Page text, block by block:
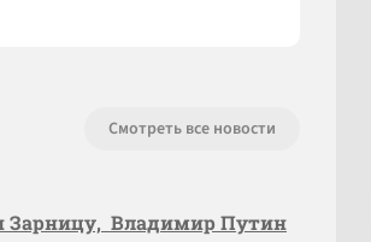
Смотреть все новости
Зарницу, Владимир Путин